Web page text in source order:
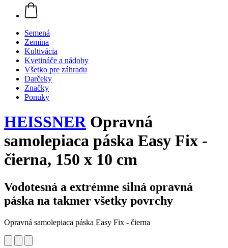
Semená
Zemina
Kultivácia
Kvetináče a nádoby
Všetko pre záhradu
Darčeky
Značky
Ponuky
HEISSNEROpravná
samolepiaca páska Easy Fix -
čierna, 150 x 10 cm
Vodotesná a extrémne silná opravná
páska na takmer všetky povrchy
Opravná samolepiaca páska Easy Fix - čierna